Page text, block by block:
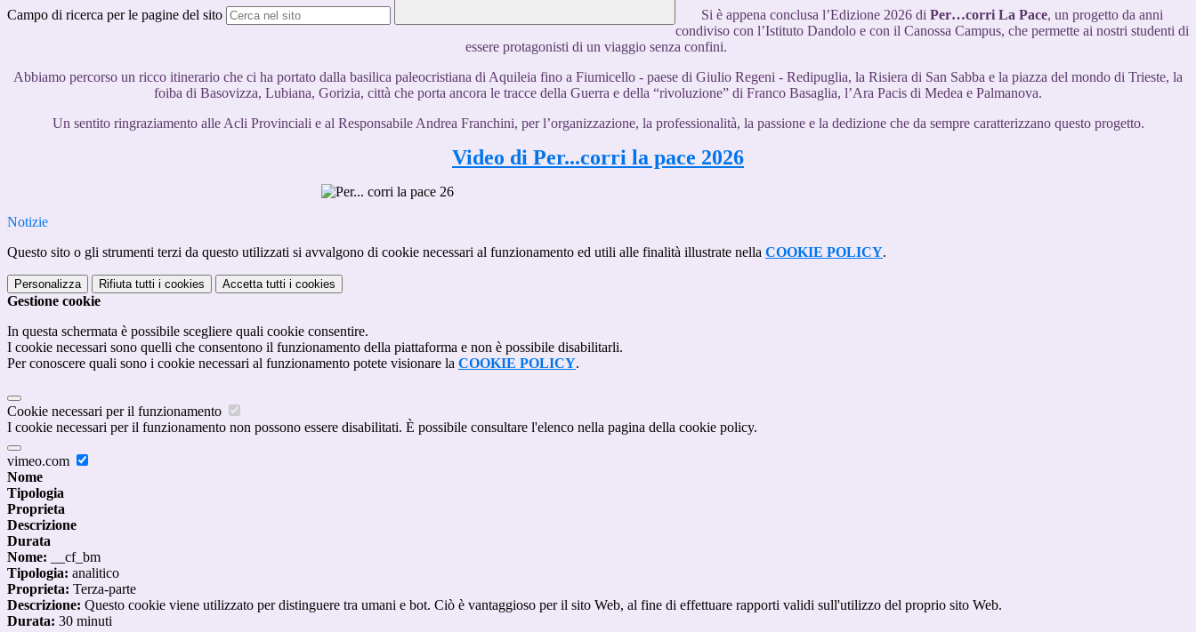
Campo di ricerca per le pagine del sito Si è appena conclusa l’Edizione 2026 di Per…corri La Pace, un progetto da anni
condiviso con l’Istituto Dandolo e con il Canossa Campus, che permette ai nostri studenti di
essere protagonisti di un viaggio senza confini.
Abbiamo percorso un ricco itinerario che ci ha portato dalla basilica paleocristiana di Aquileia fino a Fiumicello - paese di Giulio Regeni - Redipuglia, la Risiera di San Sabba e la piazza del mondo di Trieste, la
foiba di Basovizza, Lubiana, Gorizia, città che porta ancora le tracce della Guerra e della “rivoluzione” di Franco Basaglia, l’Ara Pacis di Medea e Palmanova.
Un sentito ringraziamento alle Acli Provinciali e al Responsabile Andrea Franchini, per l’organizzazione, la professionalità, la passione e la dedizione che da sempre caratterizzano questo progetto.
Video di Per...corri la pace 2026
Notizie
Questo sito o gli strumenti terzi da questo utilizzati si avvalgono di cookie necessari al funzionamento ed utili alle finalità illustrate nella COOKIE POLICY.
Personalizza Rifiuta tutti i cookies Accetta tutti i cookies
Gestione cookie
In questa schermata è possibile scegliere quali cookie consentire.
I cookie necessari sono quelli che consentono il funzionamento della piattaforma e non è possibile disabilitarli.
Per conoscere quali sono i cookie necessari al funzionamento potete visionare la COOKIE POLICY.
Cookie necessari per il funzionamento
I cookie necessari per il funzionamento non possono essere disabilitati. È possibile consultare l'elenco nella pagina della cookie policy.
vimeo.com
Nome
Tipologia
Proprieta
Descrizione
Durata
Nome: __cf_bm
Tipologia: analitico
Proprieta: Terza-parte
Descrizione: Questo cookie viene utilizzato per distinguere tra umani e bot. Ciò è vantaggioso per il sito Web, al fine di effettuare rapporti validi sull'utilizzo del proprio sito Web.
Durata: 30 minuti